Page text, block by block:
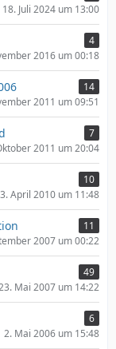
18. Juli 2024 um 13:00
4
2016 um 00:18
14
2011 um 09:51
7
2011 um 20:04
10
April 2010 um 11:48
11
2007 um 00:22
49
Mai 2007 um 14:22
6
2. Mai 2006 um 15:48